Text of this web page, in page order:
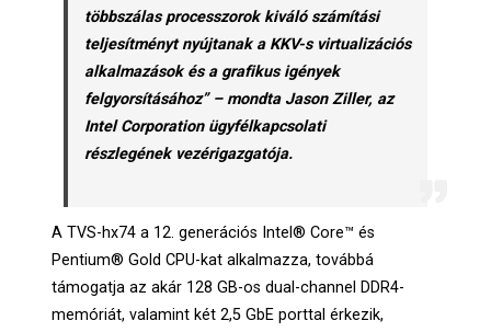
többszálas processzorok kiváló számítási
teljesítményt nyújtanak a KKV-s virtualizációs
alkalmazások és a grafikus igények
felgyorsításához” – mondta Jason Ziller, az
Intel Corporation ügyfélkapcsolati
részlegének vezérigazgatója.
A TVS-hx74 a 12. generációs Intel® Core™ és
Pentium® Gold CPU-kat alkalmazza, továbbá
támogatja az akár 128 GB-os dual-channel DDR4-
memóriát, valamint két 2,5 GbE porttal érkezik,